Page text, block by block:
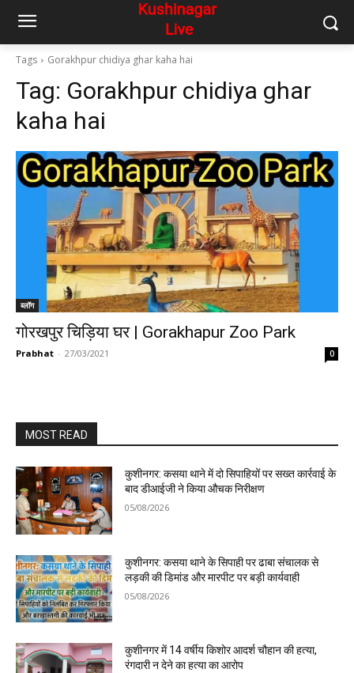
Tags Gorakhpur chidiya ghar kaha hai
Tag: Gorakhpur chidiya ghar
kaha hai
ब्लॉग
गोरखपुर चिड़िया घर | Gorakhapur Zoo Park
Prabhat - 27/03/2021 0
MOST READ
कुशीनगर: कसया थाने में दो सिपाहियों पर सख्त कार्रवाई के
बाद डीआईजी ने किया औचक निरीक्षण
05/08/2026
कुशीनगर: कसया थाने के सिपाही पर ढाबा संचालक से
लड़की की डिमांड और मारपीट पर बड़ी कार्यवाही
05/08/2026
कुशीनगर में 14 वर्षीय किशोर आदर्श चौहान की हत्या,
रंगदारी न देने का हत्या का आरोप